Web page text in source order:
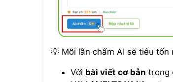
💡 Mỗi lần chấm AI sẽ tiêu tốn
Với bài viết cơ bản trong